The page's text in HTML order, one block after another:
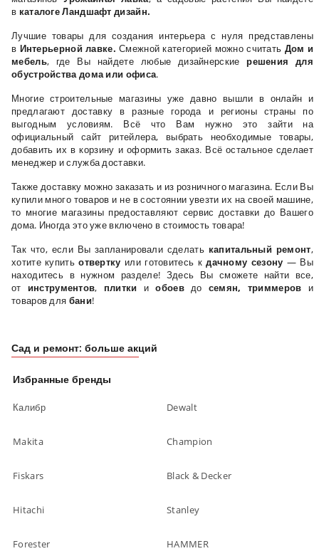
в каталоге Ландшафт дизайн.
Лучшие товары для создания интерьера с нуля представлены
в Интерьерной лавке.Смежной категорией можно считать Дом и
мебель, где Вы найдете любые дизайнерскиерешения для
обустройства дома или офиса.
Многие строительные магазины уже давно вышли в онлайн и
предлагают доставку в разные города и регионы страны по
выгодным условиям. Всё что Вам нужно это зайти на
официальный сайт ритейлера, выбрать необходимые товары,
добавить их в корзину и оформить заказ. Всё остальное сделает
менеджер и служба доставки.
Также доставку можно заказать и из розничного магазина. Если Вы
купили много товаров и не в состоянии увезти их на своей машине,
то многие магазины предоставляют сервис доставки до Вашего
дома. Иногда это уже включено в стоимость товара!
Так что, если Вы запланировали сделать капитальный ремонт,
хотите купитьотвертку или готовитесь кдачному сезону — Вы
находитесь в нужном разделе! Здесь Вы сможете найти все,
от инструментов, плитки иобоевдо семян, триммеров и
товаров для бани!
Сад и ремонт: больше акций
Избранные бренды
Калибр Dewalt
Makita Champion
Fiskars Black & Decker
Hitachi Stanley
Forester HAMMER